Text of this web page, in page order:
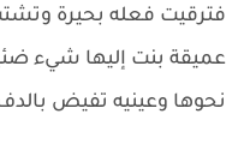
فترقيت فعله بحيرة
عميقة بنت إليها شيء
نحوها وعينيه تفيض